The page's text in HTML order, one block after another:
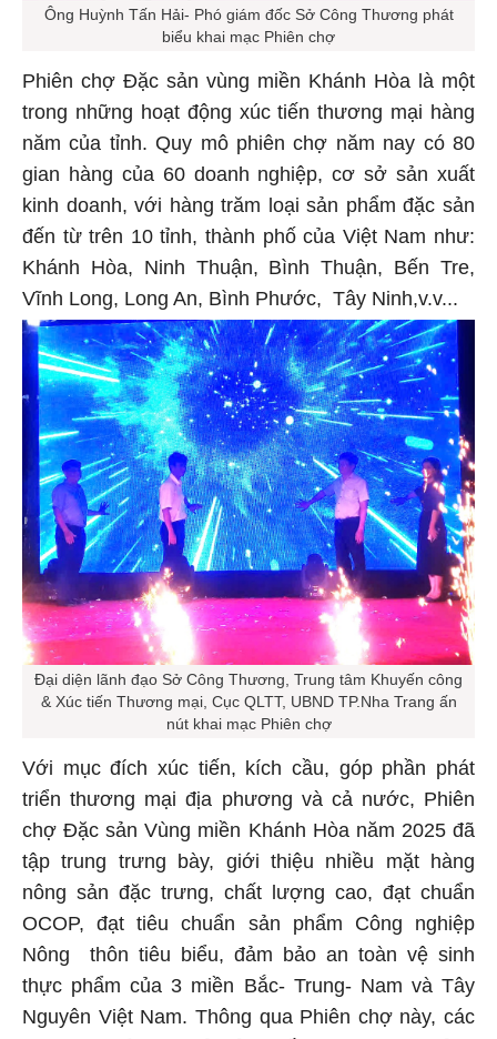
Ông Huỳnh Tấn Hải- Phó giám đốc Sở Công Thương phát
biểu khai mạc Phiên chợ
Phiên chợ Đặc sản vùng miền Khánh Hòa là một
trong những hoạt động xúc tiến thương mại hàng
năm của tỉnh. Quy mô phiên chợ năm nay có 80
gian hàng của 60 doanh nghiệp, cơ sở sản xuất
kinh doanh, với hàng trăm loại sản phẩm đặc sản
đến từ trên 10 tỉnh, thành phố của Việt Nam như:
Khánh Hòa, Ninh Thuận, Bình Thuận, Bến Tre,
Vĩnh Long, Long An, Bình Phước, Tây Ninh,v.v...
Đại diện lãnh đạo Sở Công Thương, Trung tâm Khuyến công
& Xúc tiến Thương mại, Cục QLTT, UBND TP.Nha Trang ấn
nút khai mạc Phiên chợ
Với mục đích xúc tiến, kích cầu, góp phần phát
triển thương mại địa phương và cả nước, Phiên
chợ Đặc sản Vùng miền Khánh Hòa năm 2025 đã
tập trung trưng bày, giới thiệu nhiều mặt hàng
nông sản đặc trưng, chất lượng cao, đạt chuẩn
OCOP, đạt tiêu chuẩn sản phẩm Công nghiệp
Nông thôn tiêu biểu, đảm bảo an toàn vệ sinh
thực phẩm của 3 miền Bắc- Trung- Nam và Tây
Nguyên Việt Nam. Thông qua Phiên chợ này, các